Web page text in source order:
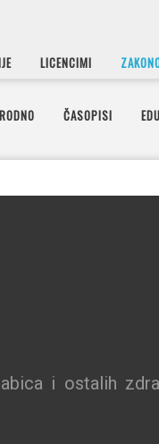
LICENCIMI
ČASOPISI
i ostalih